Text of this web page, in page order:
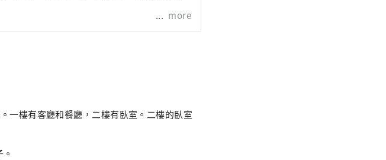
more
一樓有客廳和餐廳，二樓有臥室。二樓的臥室​​